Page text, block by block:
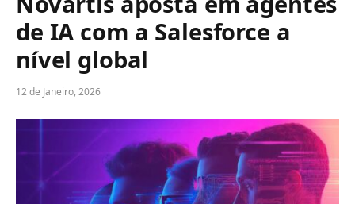
de IA com a Salesforce a
nível global
12 de Janeiro, 2026